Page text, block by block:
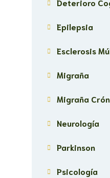
Deterioro
Epilepsia
Esclerosis
Migraña
Migraña
Neurología
Parkinson
Psicología